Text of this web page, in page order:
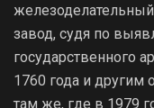
завод, судя по
государственного
1760 года и другим
там же, где в 1979